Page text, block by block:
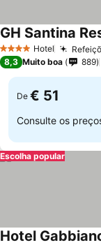
4 EstrelasHotel
GH Santina
8,3 Muito boa 889
De € 51
Consulte os
Escolha popular
Hotel